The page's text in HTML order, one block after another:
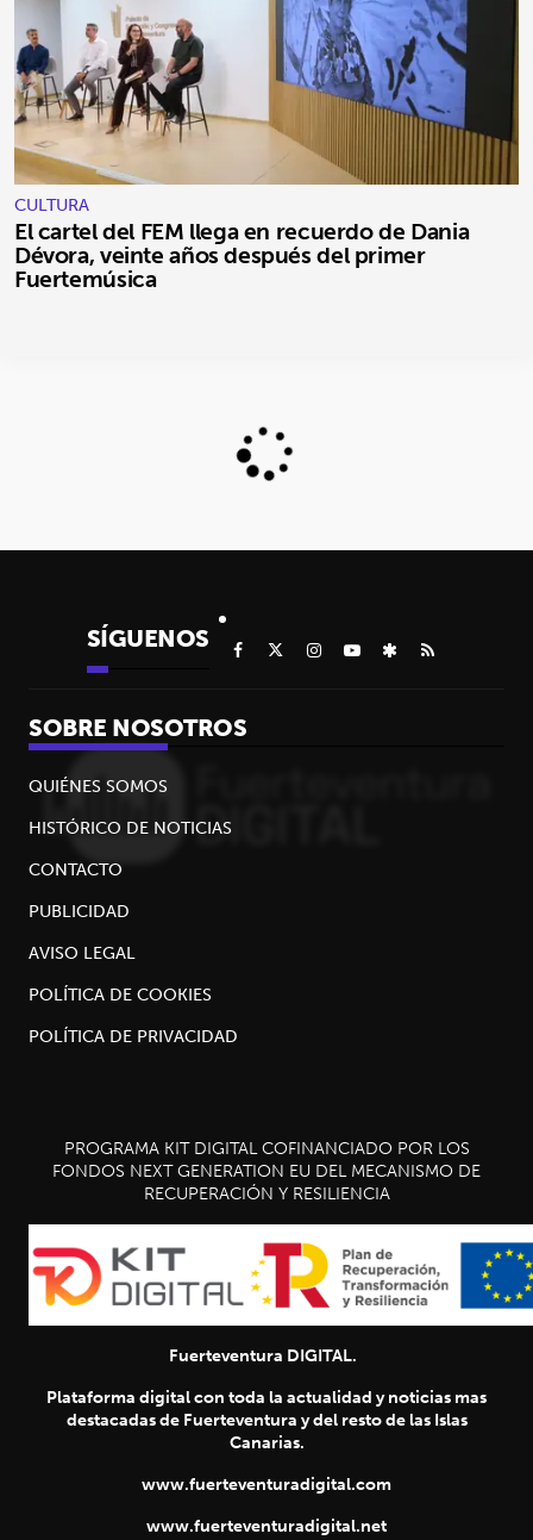
CULTURA
El cartel del FEM llega en recuerdo de Dania
Dévora, veinte años después del primer
Fuertemúsica
SÍGUENOS
SOBRE NOSOTROS
QUIÉNES SOMOS
HISTÓRICO DE NOTICIAS
CONTACTO
PUBLICIDAD
AVISO LEGAL
POLÍTICA DE COOKIES
POLÍTICA DE PRIVACIDAD
PROGRAMA KIT DIGITAL COFINANCIADO POR LOS
FONDOS NEXT GENERATION EU DEL MECANISMO DE
RECUPERACIÓN Y RESILIENCIA
Fuerteventura DIGITAL.
Plataforma digital con toda la actualidad y noticias mas
destacadas de Fuerteventura y del resto de las Islas
Canarias.
www.fuerteventuradigital.com
www.fuerteventuradigital.net